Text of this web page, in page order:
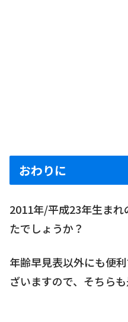
おわりに
2011年/平成23年生ま
たでしょうか？
年齢早見表以外にも便
ざいますので、そちらも